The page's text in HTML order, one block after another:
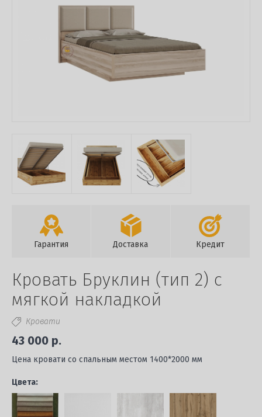
Гарантия Доставка Кредит
Кровать Бруклин (тип 2) с
мягкой накладкой
Кровати
43 000 р.
Цена кровати со спальным местом 1400*2000 мм
Цвета: